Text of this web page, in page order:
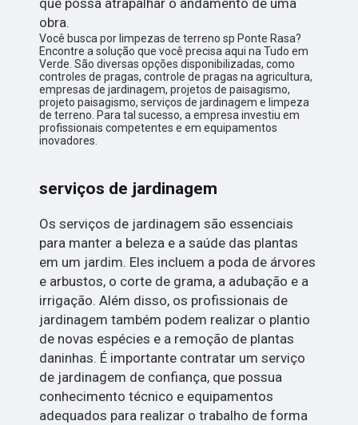
que possa atrapalhar o andamento de uma
obra.
Você busca por limpezas de terreno sp Ponte Rasa?
Encontre a solução que você precisa aqui na Tudo em
Verde. São diversas opções disponibilizadas, como
controles de pragas, controle de pragas na agricultura,
empresas de jardinagem, projetos de paisagismo,
projeto paisagismo, serviços de jardinagem e limpeza
de terreno. Para tal sucesso, a empresa investiu em
profissionais competentes e em equipamentos
inovadores.
serviços de jardinagem
Os serviços de jardinagem são essenciais
para manter a beleza e a saúde das plantas
em um jardim. Eles incluem a poda de árvores
e arbustos, o corte de grama, a adubação e a
irrigação. Além disso, os profissionais de
jardinagem também podem realizar o plantio
de novas espécies e a remoção de plantas
daninhas. É importante contratar um serviço
de jardinagem de confiança, que possua
conhecimento técnico e equipamentos
adequados para realizar o trabalho de forma